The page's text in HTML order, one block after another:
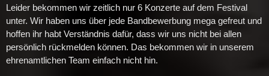
Leider bekommen wir zeitlich nur 6 Konzerte auf dem Festival
unter. Wir haben uns über jede Bandbewerbung mega gefreut und
hoffen ihr habt Verständnis dafür, dass wir uns nicht bei allen
persönlich rückmelden können. Das bekommen wir in unserem
ehrenamtlichen Team einfach nicht hin.